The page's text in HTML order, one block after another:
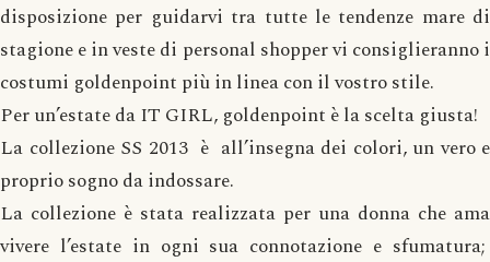
disposizione per guidarvi tra tutte le tendenze mare di
stagione e in veste di personal shopper vi consiglieranno i
costumi goldenpoint più in linea con il vostro stile.
Per un’estate da IT GIRL, goldenpoint è la scelta giusta!
La collezione SS 2013 è all’insegna dei colori, un vero e
proprio sogno da indossare.
La collezione è stata realizzata per una donna che ama
vivere l’estate in ogni sua connotazione e sfumatura;